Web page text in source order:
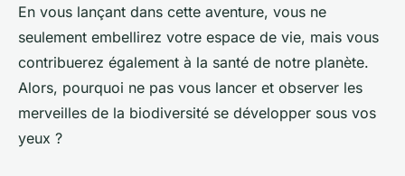
En vous lançant dans cette aventure, vous ne
seulement embellirez votre espace de vie, mais vous
contribuerez également à la santé de notre planète.
Alors, pourquoi ne pas vous lancer et observer les
merveilles de la biodiversité se développer sous vos
yeux ?